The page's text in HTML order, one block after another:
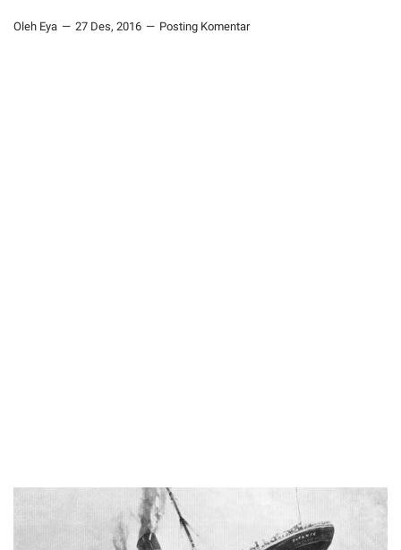
Oleh Eya 27 Des, 2016 Posting Komentar